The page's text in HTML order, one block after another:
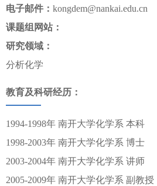
电子邮件： kongdem@nankai.edu.cn
课题组网站：
研究领域：
分析化学
教育及科研经历：
1994-1998年 南开大学化学系 本科
1998-2003年 南开大学化学系 博士
2003-2004年 南开大学化学系 讲师
2005-2009年 南开大学化学系 副教授